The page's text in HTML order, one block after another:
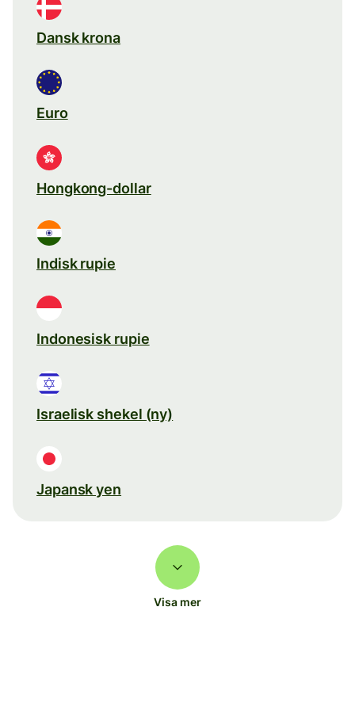
Dansk krona
Euro
Hongkong-dollar
Indisk rupie
Indonesisk rupie
Israelisk shekel (ny)
Japansk yen
Visa mer